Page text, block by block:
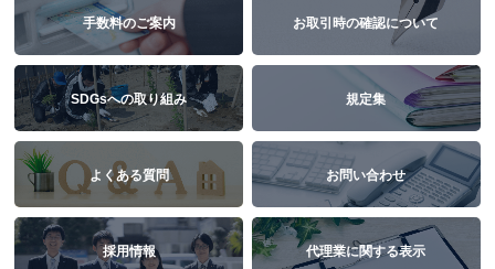
手数料のご案内 お取引時の確認について
SDGsへの取り組み 規定集
よくある質問 お問い合わせ
採用情報 代理業に関する表示